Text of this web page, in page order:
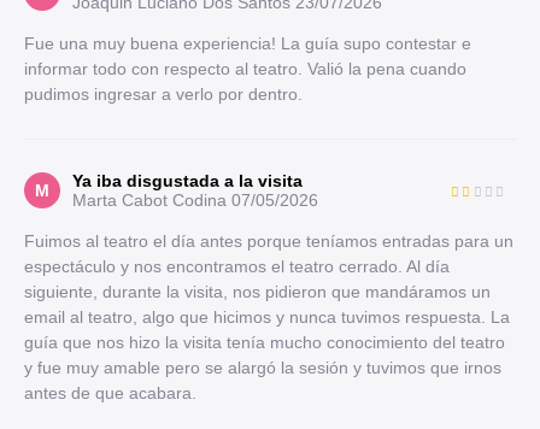
Fue una muy buena experiencia! La guía supo contestar e
informar todo con respecto al teatro. Valió la pena cuando
pudimos ingresar a verlo por dentro.
M
Ya iba disgustada a la visita
Marta Cabot Codina 07/05/2026
Fuimos al teatro el día antes porque teníamos entradas para un
espectáculo y nos encontramos el teatro cerrado. Al día
siguiente, durante la visita, nos pidieron que mandáramos un
email al teatro, algo que hicimos y nunca tuvimos respuesta. La
guía que nos hizo la visita tenía mucho conocimiento del teatro
y fue muy amable pero se alargó la sesión y tuvimos que irnos
antes de que acabara.